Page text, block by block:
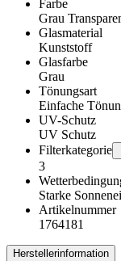
Farbe
Grau
Glasmaterial
Kunststoff
Glasfarbe
Grau
Tönungsart
Einfache
UV-Schutz
UV Schutz
Filterkategorie
3
Starke
Artikelnummer
1764181
Herstellerinformation